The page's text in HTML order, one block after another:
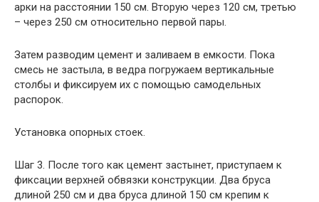
арки на расстоянии 150 см. Вторую через 120 см, третью
– через 250 см относительно первой пары.
Затем разводим цемент и заливаем в емкости. Пока
смесь не застыла, в ведра погружаем вертикальные
столбы и фиксируем их с помощью самодельных
распорок.
Установка опорных стоек.
Шаг 3. После того как цемент застынет, приступаем к
фиксации верхней обвязки конструкции. Два бруса
длиной 250 см и два бруса длиной 150 см крепим к